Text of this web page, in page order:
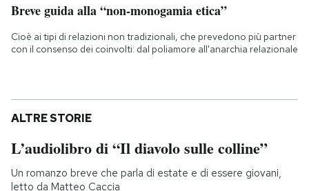
Breve guida alla “non-monogamia etica”
Cioè ai tipi di relazioni non tradizionali, che prevedono più partner
con il consenso dei coinvolti: dal poliamore all'anarchia relazionale
ALTRE STORIE
L’audiolibro di “Il diavolo sulle colline”
Un romanzo breve che parla di estate e di essere giovani,
letto da Matteo Caccia